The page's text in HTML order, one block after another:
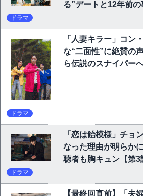
る”デートと12年前
ドラマ
「人妻キラー」コン
な“二面性”に絶賛の
ら伝説のスナイパー
ドラマ
「恋は飴模様」チョ
なった理由が明らか
聴者も胸キュン【第3
ドラマ
【最終回直前】「夫